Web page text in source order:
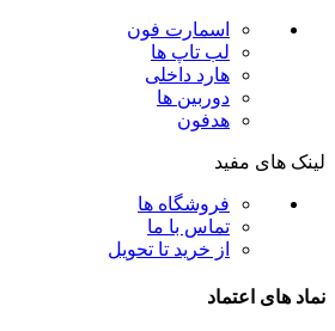
اسمارت فون
لب تاپ ها
هارد داخلی
دوربین ها
هدفون
لینک های مفید
فروشگاه ها
تماس با ما
از خرید تا تحویل
نماد های اعتماد